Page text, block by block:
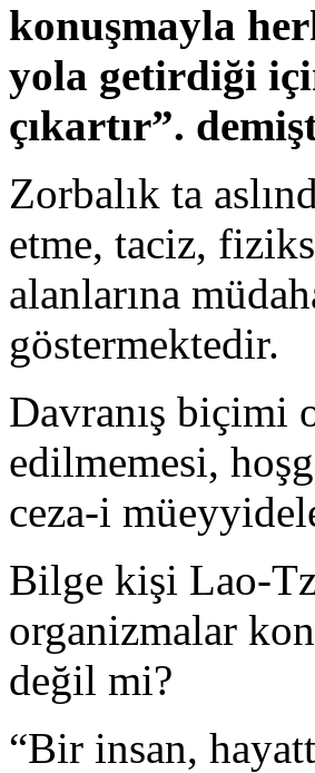
konuşmayla
yola getirdiği
çıkartır”.
Zorbalık ta
etme, taciz,
alanlarına
göstermektedir.
Davranış biçimi
edilmemesi,
ceza-i
Bilge kişi Lao-
organizmalar
değil mi?
“Bir insan,